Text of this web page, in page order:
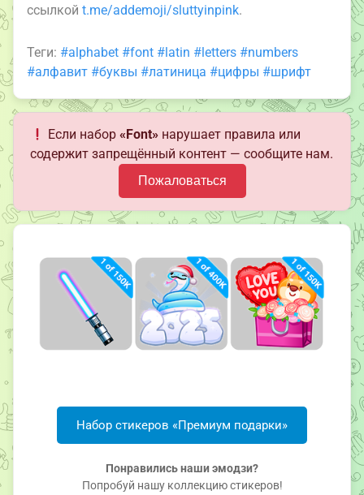
ссылкой t.me/addemoji/sluttyinpink.
Теги: #alphabet #font #latin #letters #numbers
#алфавит #буквы #латиница #цифры #шрифт
Если набор«Font» нарушает правила или
содержит запрещённый контент — сообщите нам.
Пожаловаться
Набор стикеров «Премиум подарки»
Понравились наши эмодзи?
Попробуй нашу коллекцию стикеров!